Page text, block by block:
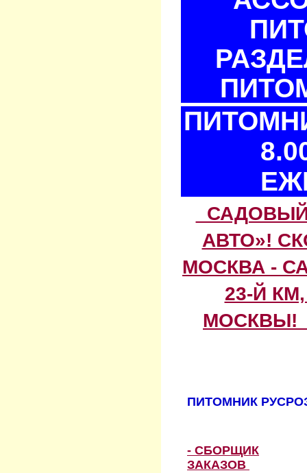
АВТО»!
МОСКВА -
23-Й
МОСКВЫ!
ПИТОМНИК
- СБОРЩИК
ЗАКАЗОВ